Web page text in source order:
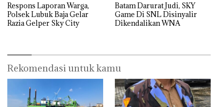
Respons Laporan Warga,
Polsek Lubuk Baja Gelar
Razia Gelper Sky City
Batam Darurat Judi, SKY
Game Di SNL Disinyalir
Dikendalikan WNA
Rekomendasi untuk kamu